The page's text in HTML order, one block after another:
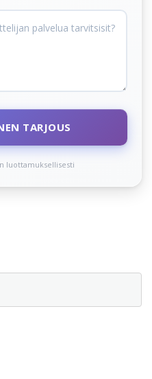
TARJOUS
luottamuksellisesti